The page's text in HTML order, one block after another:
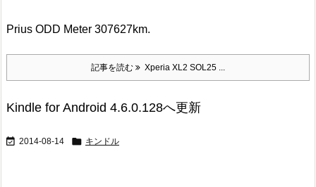
Prius ODD Meter 307627km.
記事を読む Xperia XL2 SOL25 ...
Kindle for Android 4.6.0.128へ更新
 2014-08-14  キンドル